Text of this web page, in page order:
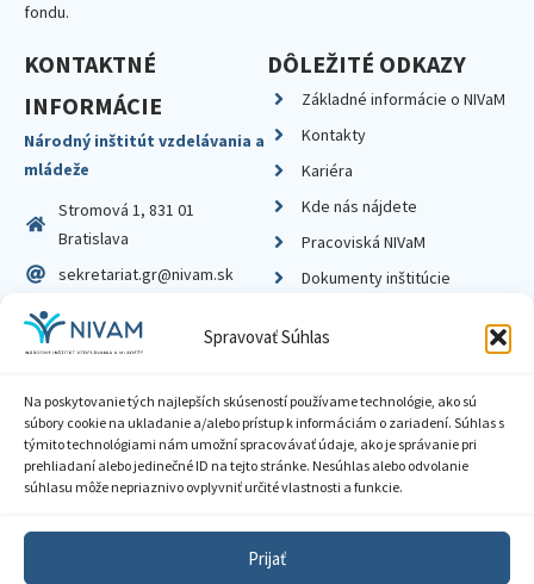
Spravovať Súhlas
Na poskytovanie tých najlepších skúseností používame technológie, ako sú
súbory cookie na ukladanie a/alebo prístup k informáciám o zariadení. Súhlas s
týmito technológiami nám umožní spracovávať údaje, ako je správanie pri
prehliadaní alebo jedinečné ID na tejto stránke. Nesúhlas alebo odvolanie
súhlasu môže nepriaznivo ovplyvniť určité vlastnosti a funkcie.
Prijať
fondu.
KONTAKTNÉ
INFORMÁCIE
Národný inštitút vzdelávania a
mládeže
Stromová 1, 831 01
Bratislava
sekretariat.gr@nivam.sk
IČO: 00164348
DIČ: 2020798714
DÔLEŽITÉ ODKAZY
Základné informácie o NIVaM
Kontakty
Kariéra
Kde nás nájdete
Pracoviská NIVaM
Dokumenty inštitúcie
Zásady ochrany súkromia
Sprístupnenie informácií